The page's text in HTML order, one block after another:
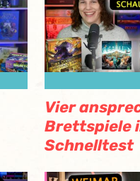
Vier
Brettspiele
Schnelltest